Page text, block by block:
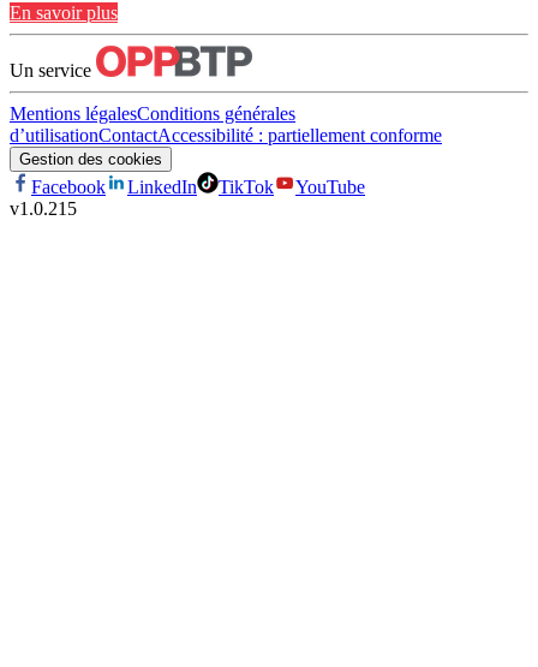
En savoir plus
Un service
Mentions légalesConditions générales
d’utilisationContactAccessibilité : partiellement conforme
Gestion des cookies
Facebook LinkedIn TikTok
YouTube
v1.0.215